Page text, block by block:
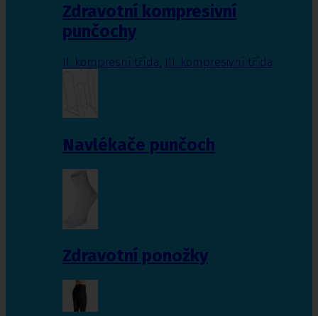
Zdravotní kompresivní
punčochy
II. kompresní třída III. kompresivní třída
Navlékače punčoch
Zdravotní ponožky